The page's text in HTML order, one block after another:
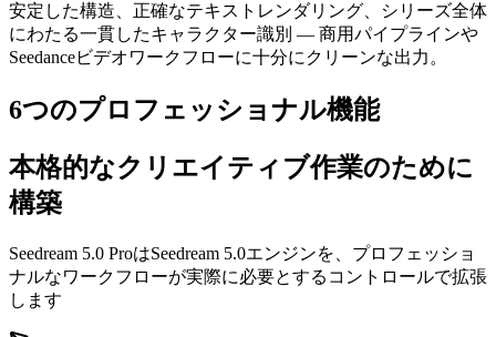
安定した構造、正確なテキストレンダリング、シリーズ全体
にわたる一貫したキャラクター識別 — 商用パイプラインや
Seedanceビデオワークフローに十分にクリーンな出力。
6つのプロフェッショナル機能
本格的なクリエイティブ作業のために
構築
Seedream 5.0 ProはSeedream 5.0エンジンを、プロフェッショ
ナルなワークフローが実際に必要とするコントロールで拡張
します